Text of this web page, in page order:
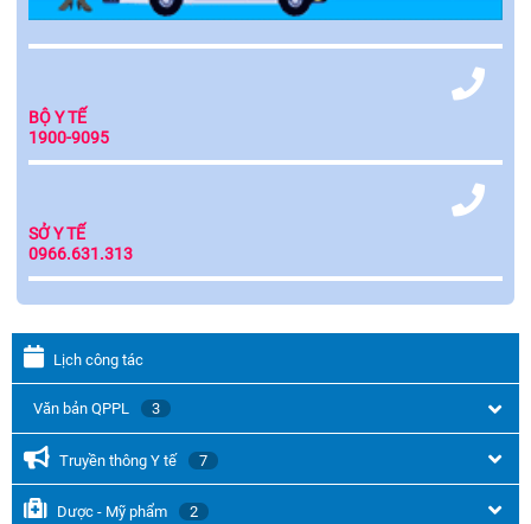
BỘ Y TẾ
1900-9095
SỞ Y TẾ
0966.631.313
Lịch công tác
Văn bản QPPL 3
Truyền thông Y tế 7
Dược - Mỹ phẩm 2